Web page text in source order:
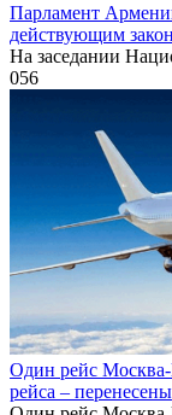
Парламент
действующим
На заседании
056
Один рейс Москва-
рейса – перенесены